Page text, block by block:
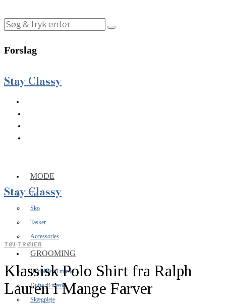
Forslag
Stay Classy
MODE
Tøj
Sko
Tasker
Accessories
GROOMING
Hudpleje til mænd
Dufte til mænd
Skægpleje
Stay Classy
TØJ·TRØJER
Klassisk Polo Shirt fra Ralph
Lauren i Mange Farver